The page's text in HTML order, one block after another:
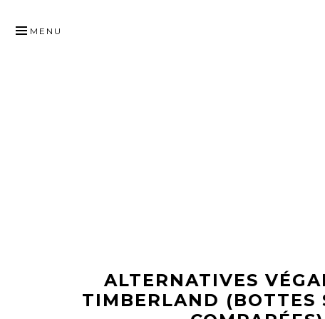
TO
MENU
ALTERNATIVES
TIMBERLAND (BOTTES